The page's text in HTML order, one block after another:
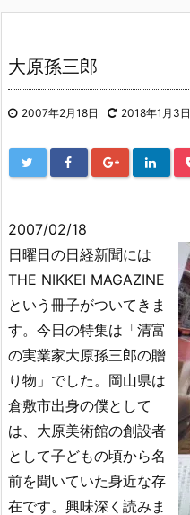
大原孫三郎
2007年2月18日 2018年1月3日
2007/02/18
日曜日の日経新聞には
THE NIKKEI MAGAZINE
という冊子がついてきま
す。今日の特集は「清富
の実業家大原孫三郎の贈
り物」でした。岡山県は
倉敷市出身の僕として
は、大原美術館の創設者
として子どもの頃から名
前を聞いていた身近な存
在です。興味深く読みま